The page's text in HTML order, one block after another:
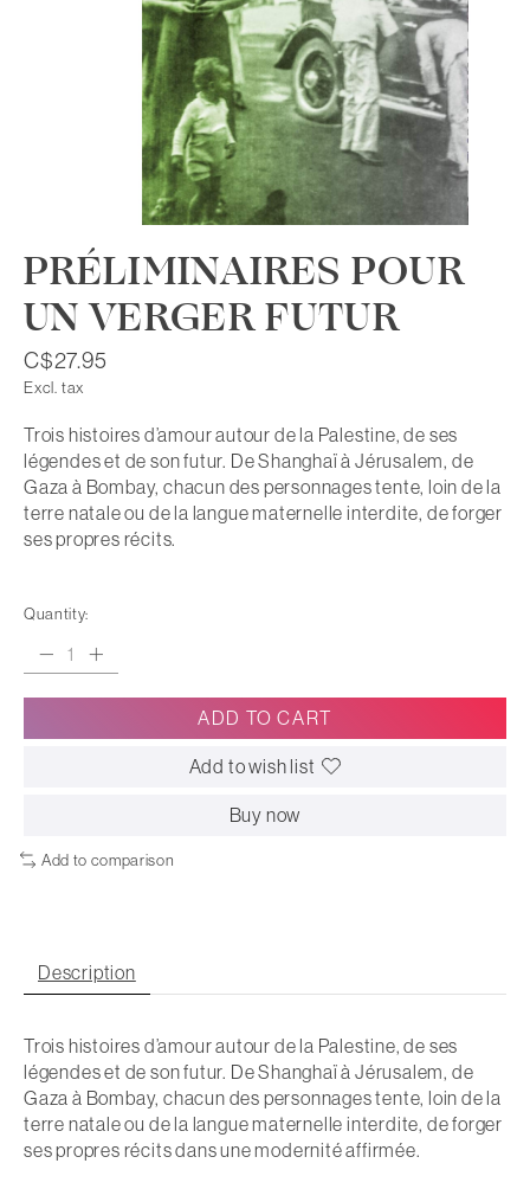
PRÉLIMINAIRES POUR
UN VERGER FUTUR
C$27.95
Excl. tax
Trois histoires d’amour autour de la Palestine, de ses
légendes et de son futur. De Shanghaï à Jérusalem, de
Gaza à Bombay, chacun des personnages tente, loin de la
terre natale ou de la langue maternelle interdite, de forger
ses propres récits.
Quantity:
ADD TO CART
Add to wish list
Buy now
Add to comparison
Description
Trois histoires d’amour autour de la Palestine, de ses
légendes et de son futur. De Shanghaï à Jérusalem, de
Gaza à Bombay, chacun des personnages tente, loin de la
terre natale ou de la langue maternelle interdite, de forger
ses propres récits dans une modernité affirmée.